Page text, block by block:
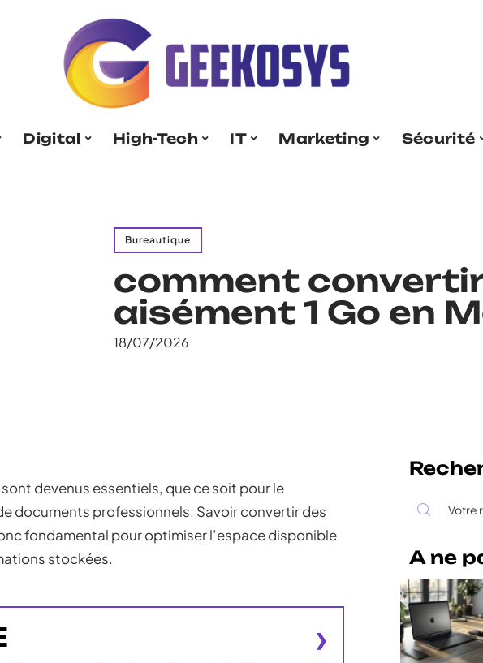
Digital High-Tech IT Marketing Sécurité
Bureautique
comment
aisément 1 Go en
18/07/2026
devenus essentiels, que ce soit pour le
documents professionnels. Savoir convertir des
fondamental pour optimiser l’espace disponible
stockées.
A ne